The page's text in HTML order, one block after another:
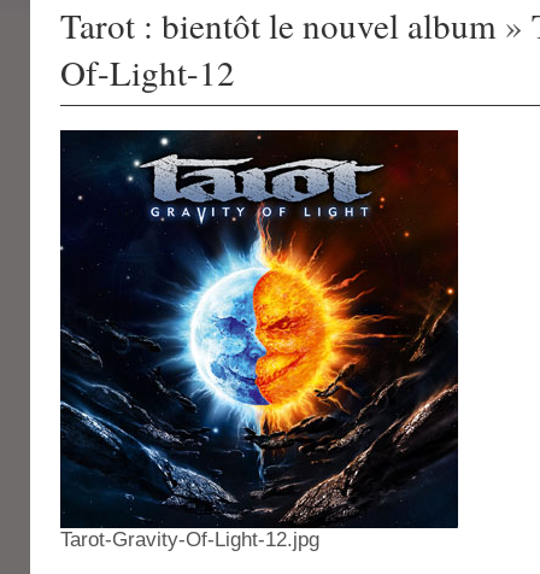
Tarot : bientôt le nouvel album »
Of-Light-12
Tarot-Gravity-Of-Light-12.jpg